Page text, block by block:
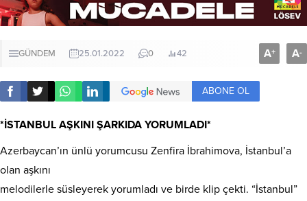
GÜNDEM 25.01.2022 0 42 A+ A-
ABONE OL
*İSTANBUL AŞKINI ŞARKIDA YORUMLADI*
Azerbaycan’ın ünlü yorumcusu Zenfira İbrahimova, İstanbul’a
olan aşkını
melodilerle süsleyerek yorumladı ve birde klip çekti. “İstanbul”